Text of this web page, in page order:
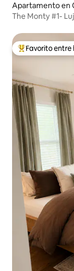
Apartamento en
The Monty #1-
Favorito entre
Favorito entre